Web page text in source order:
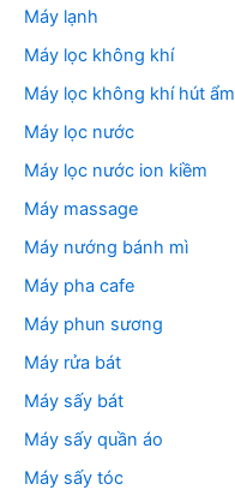
Máy lạnh
Máy lọc không khí
Máy lọc không khí hút ẩm
Máy lọc nước
Máy lọc nước ion kiềm
Máy massage
Máy nướng bánh mì
Máy pha cafe
Máy phun sương
Máy rửa bát
Máy sấy bát
Máy sấy quần áo
Máy sấy tóc